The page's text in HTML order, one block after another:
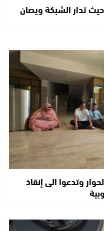
حيث تدار الشبكة ويصان
وتدعوا الى إنقاذ